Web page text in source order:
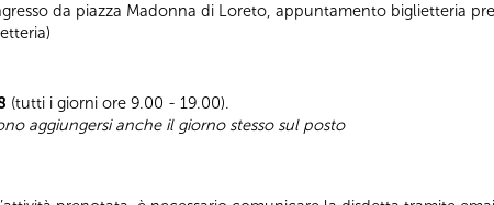
da piazza Madonna di Loreto, appuntamento biglietteria
(tutti i giorni ore 9.00 - 19.00).
aggiungersi anche il giorno stesso sul posto